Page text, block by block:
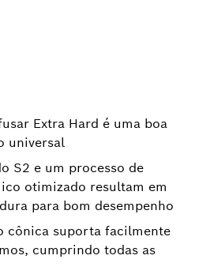
Extra Hard é uma boa
universal
S2 e um processo de
otimizado resultam em
para bom desempenho
cônica suporta facilmente
cumprindo todas as